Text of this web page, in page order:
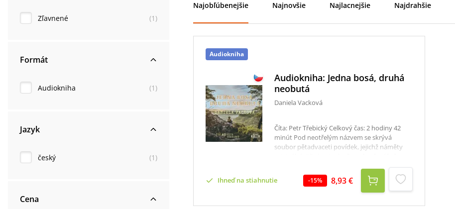
Zľavnené (1 )
Formát
Audiokniha (1 )
Jazyk
český (1 )
Cena
Najobľúbenejšie Najnovšie Najlacnejšie Najdrahšie
Audiokniha
Audiokniha: Jedna bosá, druhá
neobutá
Daniela Vacková
Číta: Petr Třebický Celkový čas: 2 hodiny 42
minút Pod neotřelým názvem se skrývá
soubor pětadvaceti povídek, jejichž náměty
trampského prostředí.Smutné i rozverné jsou
krátké, přesto nadčasové úvahy a příběhy.
Někdy docela obyčejné a někdy úplně zvláštní
jsou osudy autorčiných zcela netradičních
hrdinů, ať už jsou to členové rodiny anebo
Ihneď na stiahnutie -15% 8,93 €